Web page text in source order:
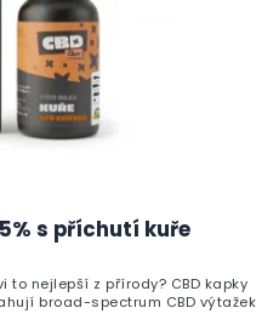
s příchutí kuře
nejlepší z přírody? CBD kapky
broad-spectrum CBD výtažek